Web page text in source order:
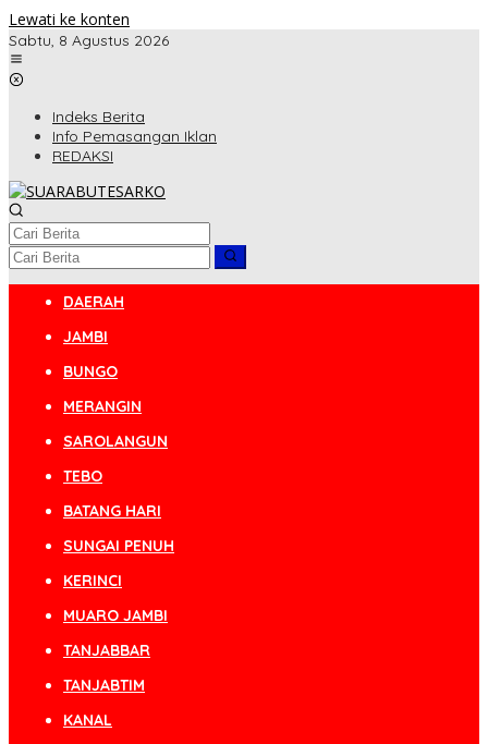
Lewati ke konten
Sabtu, 8 Agustus 2026
Indeks Berita
Info Pemasangan Iklan
REDAKSI
DAERAH
JAMBI
BUNGO
MERANGIN
SAROLANGUN
TEBO
BATANG HARI
SUNGAI PENUH
KERINCI
MUARO JAMBI
TANJABBAR
TANJABTIM
KANAL